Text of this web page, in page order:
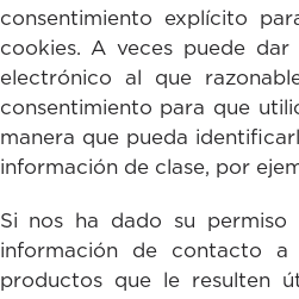
consentimiento explícito
cookies. A veces puede
electrónico al que
consentimiento para que
manera que pueda
información de clase, por
Si nos ha dado su permiso
información de contacto a
productos que le resulten